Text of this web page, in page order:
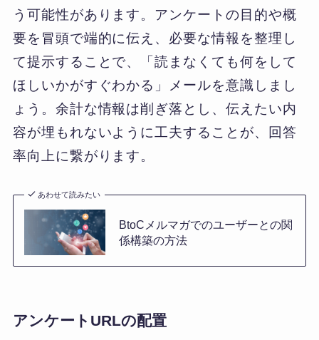
う可能性があります。アンケートの目的や概
要を冒頭で端的に伝え、必要な情報を整理し
て提示することで、「読まなくても何をして
ほしいかがすぐわかる」メールを意識しまし
ょう。余計な情報は削ぎ落とし、伝えたい内
容が埋もれないように工夫することが、回答
率向上に繋がります。
あわせて読みたい
BtoCメルマガでのユーザーとの関
係構築の方法
アンケートURLの配置